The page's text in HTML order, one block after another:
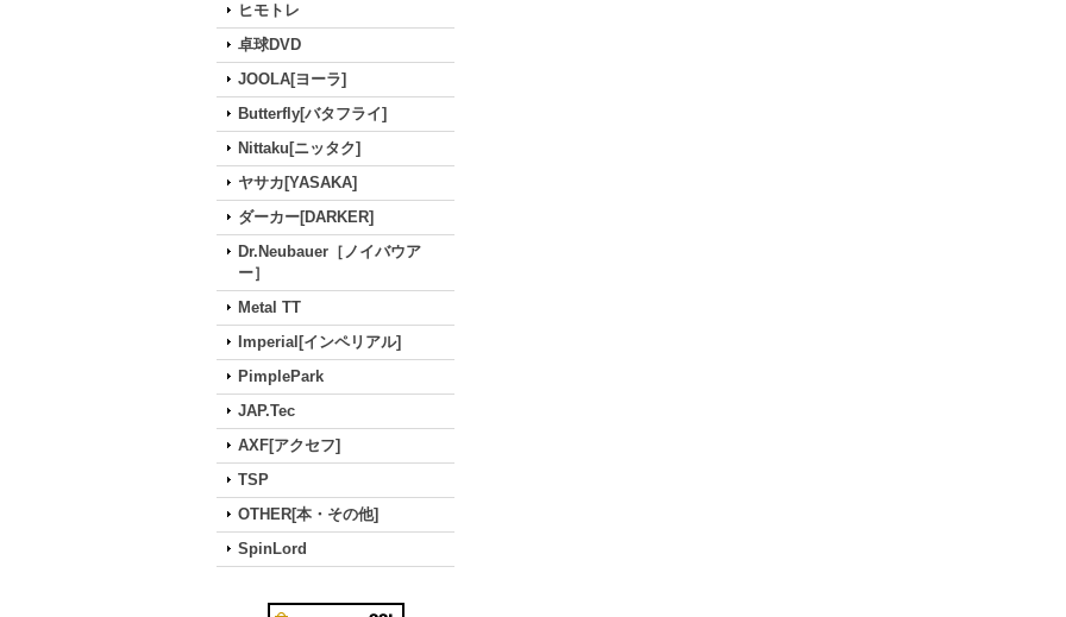
ヒモトレ
卓球DVD
JOOLA[ヨーラ]
Butterfly[バタフライ]
Nittaku[ニッタク]
ヤサカ[YASAKA]
ダーカー[DARKER]
Dr.Neubauer［ノイバウア
ー］
Metal TT
Imperial[インペリアル]
PimplePark
JAP.Tec
AXF[アクセフ]
TSP
OTHER[本・その他]
SpinLord